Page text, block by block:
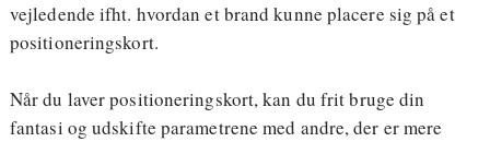
vejledende ifht. hvordan et brand kunne placere sig på et
positioneringskort.
Når du laver positioneringskort, kan du frit bruge din
fantasi og udskifte parametrene med andre, der er mere